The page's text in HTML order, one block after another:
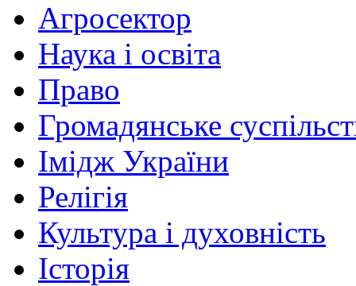
Агросектор
Наука і освіта
Право
Громадянське
Імідж України
Релігія
Культура і духовність
Історія